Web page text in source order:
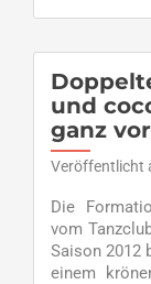
und
ganz
Veröffentlicht
Die
vom
Saison 2012
einem